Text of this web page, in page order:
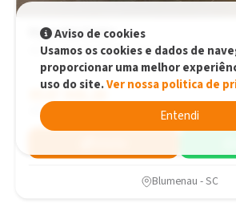
Hyundai Creta
Attitude 1.6 16V Flex Aut. Automático
R$87.900,00
R$87.900,00
2018
Blumenau - SC
Aviso de cookies
Usamos os cookies e dados de
proporcionar uma melhor
uso do site.Ver nossa politica de
Entendi